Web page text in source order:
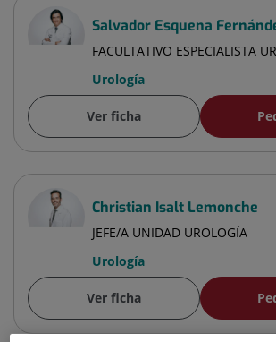
Salvador Esquena
FACULTATIVO ESPECIALISTA
Urología
Ver ficha
Christian Isalt Lemonche
JEFE/A UNIDAD UROLOGÍA
Urología
Ver ficha